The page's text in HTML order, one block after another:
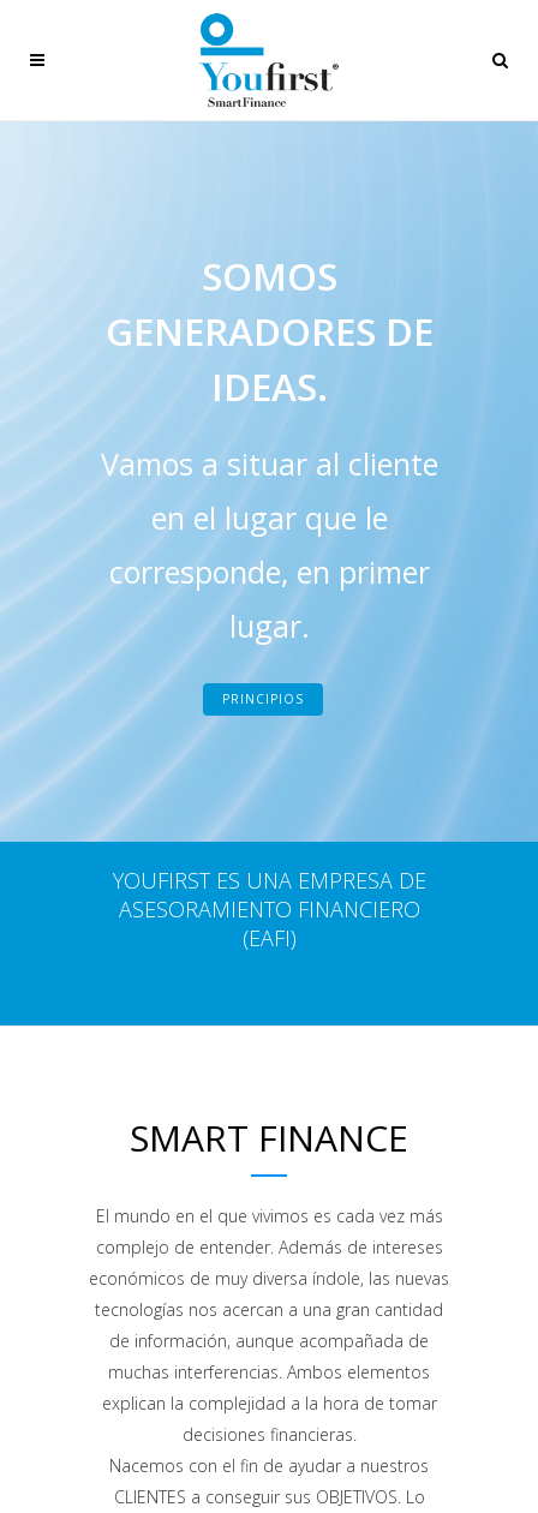
SOMOS
GENERADORES DE
IDEAS.
Vamos a situar al cliente
en el lugar que le
corresponde, en primer
lugar.
PRINCIPIOS
YOUFIRST ES UNA EMPRESA DE
ASESORAMIENTO FINANCIERO
(EAFI)
SMART FINANCE
El mundo en el que vivimos es cada vez más
complejo de entender. Además de intereses
económicos de muy diversa índole, las nuevas
tecnologías nos acercan a una gran cantidad
de información, aunque acompañada de
muchas interferencias. Ambos elementos
explican la complejidad a la hora de tomar
decisiones financieras.
Nacemos con el fin de ayudar a nuestros
CLIENTES a conseguir sus OBJETIVOS. Lo